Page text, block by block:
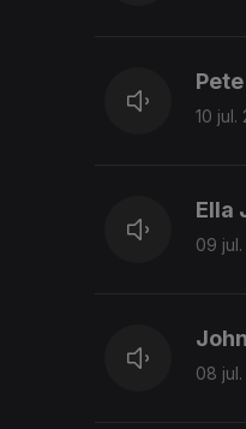
10 jul.
Ella
09
08